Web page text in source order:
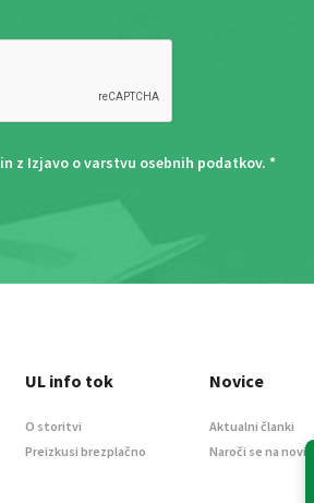
in z Izjavo o varstvu osebnih podatkov. *
UL info tok
O storitvi
Preizkusi brezplačno
Novice
Aktualni članki
Naroči se na novice